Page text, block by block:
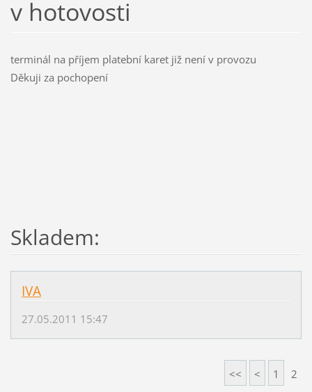
v hotovosti
terminál na příjem platební karet již není v provozu
Děkuji za pochopení
Skladem:
IVA
27.05.2011 15:47
<< < 1 2